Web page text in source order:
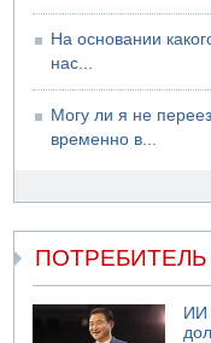
На основании
нас...
Могу ли я не
временно в...
ПОТРЕБИТЕЛЬ
ИИ